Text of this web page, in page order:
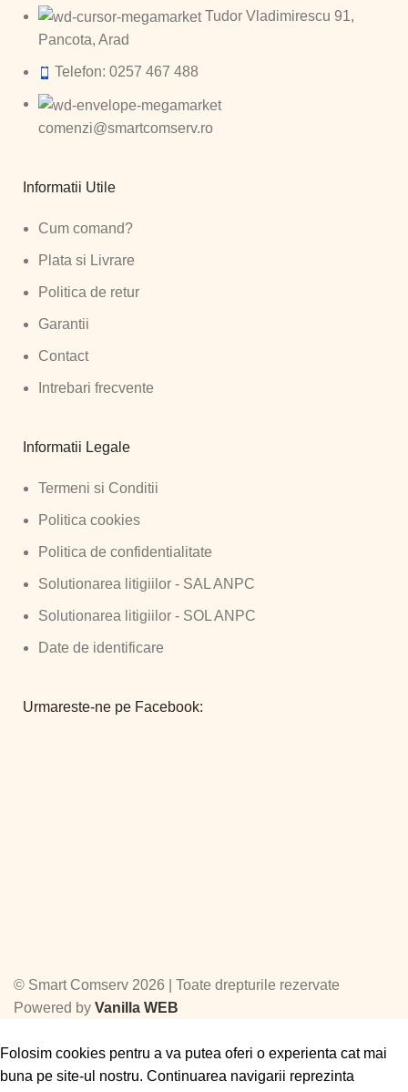
Tudor Vladimirescu 91,
Pancota, Arad
Telefon: 0257 467 488
comenzi@smartcomserv.ro
Informatii Utile
Cum comand?
Plata si Livrare
Politica de retur
Garantii
Contact
Intrebari frecvente
Informatii Legale
Termeni si Conditii
Politica cookies
Politica de confidentialitate
Solutionarea litigiilor - SAL ANPC
Solutionarea litigiilor - SOL ANPC
Date de identificare
Urmareste-ne pe Facebook:
© Smart Comserv 2026 | Toate drepturile rezervate
Powered by Vanilla WEB
Folosim cookies pentru a va putea oferi o experienta cat mai
buna pe site-ul nostru. Continuarea navigarii reprezinta